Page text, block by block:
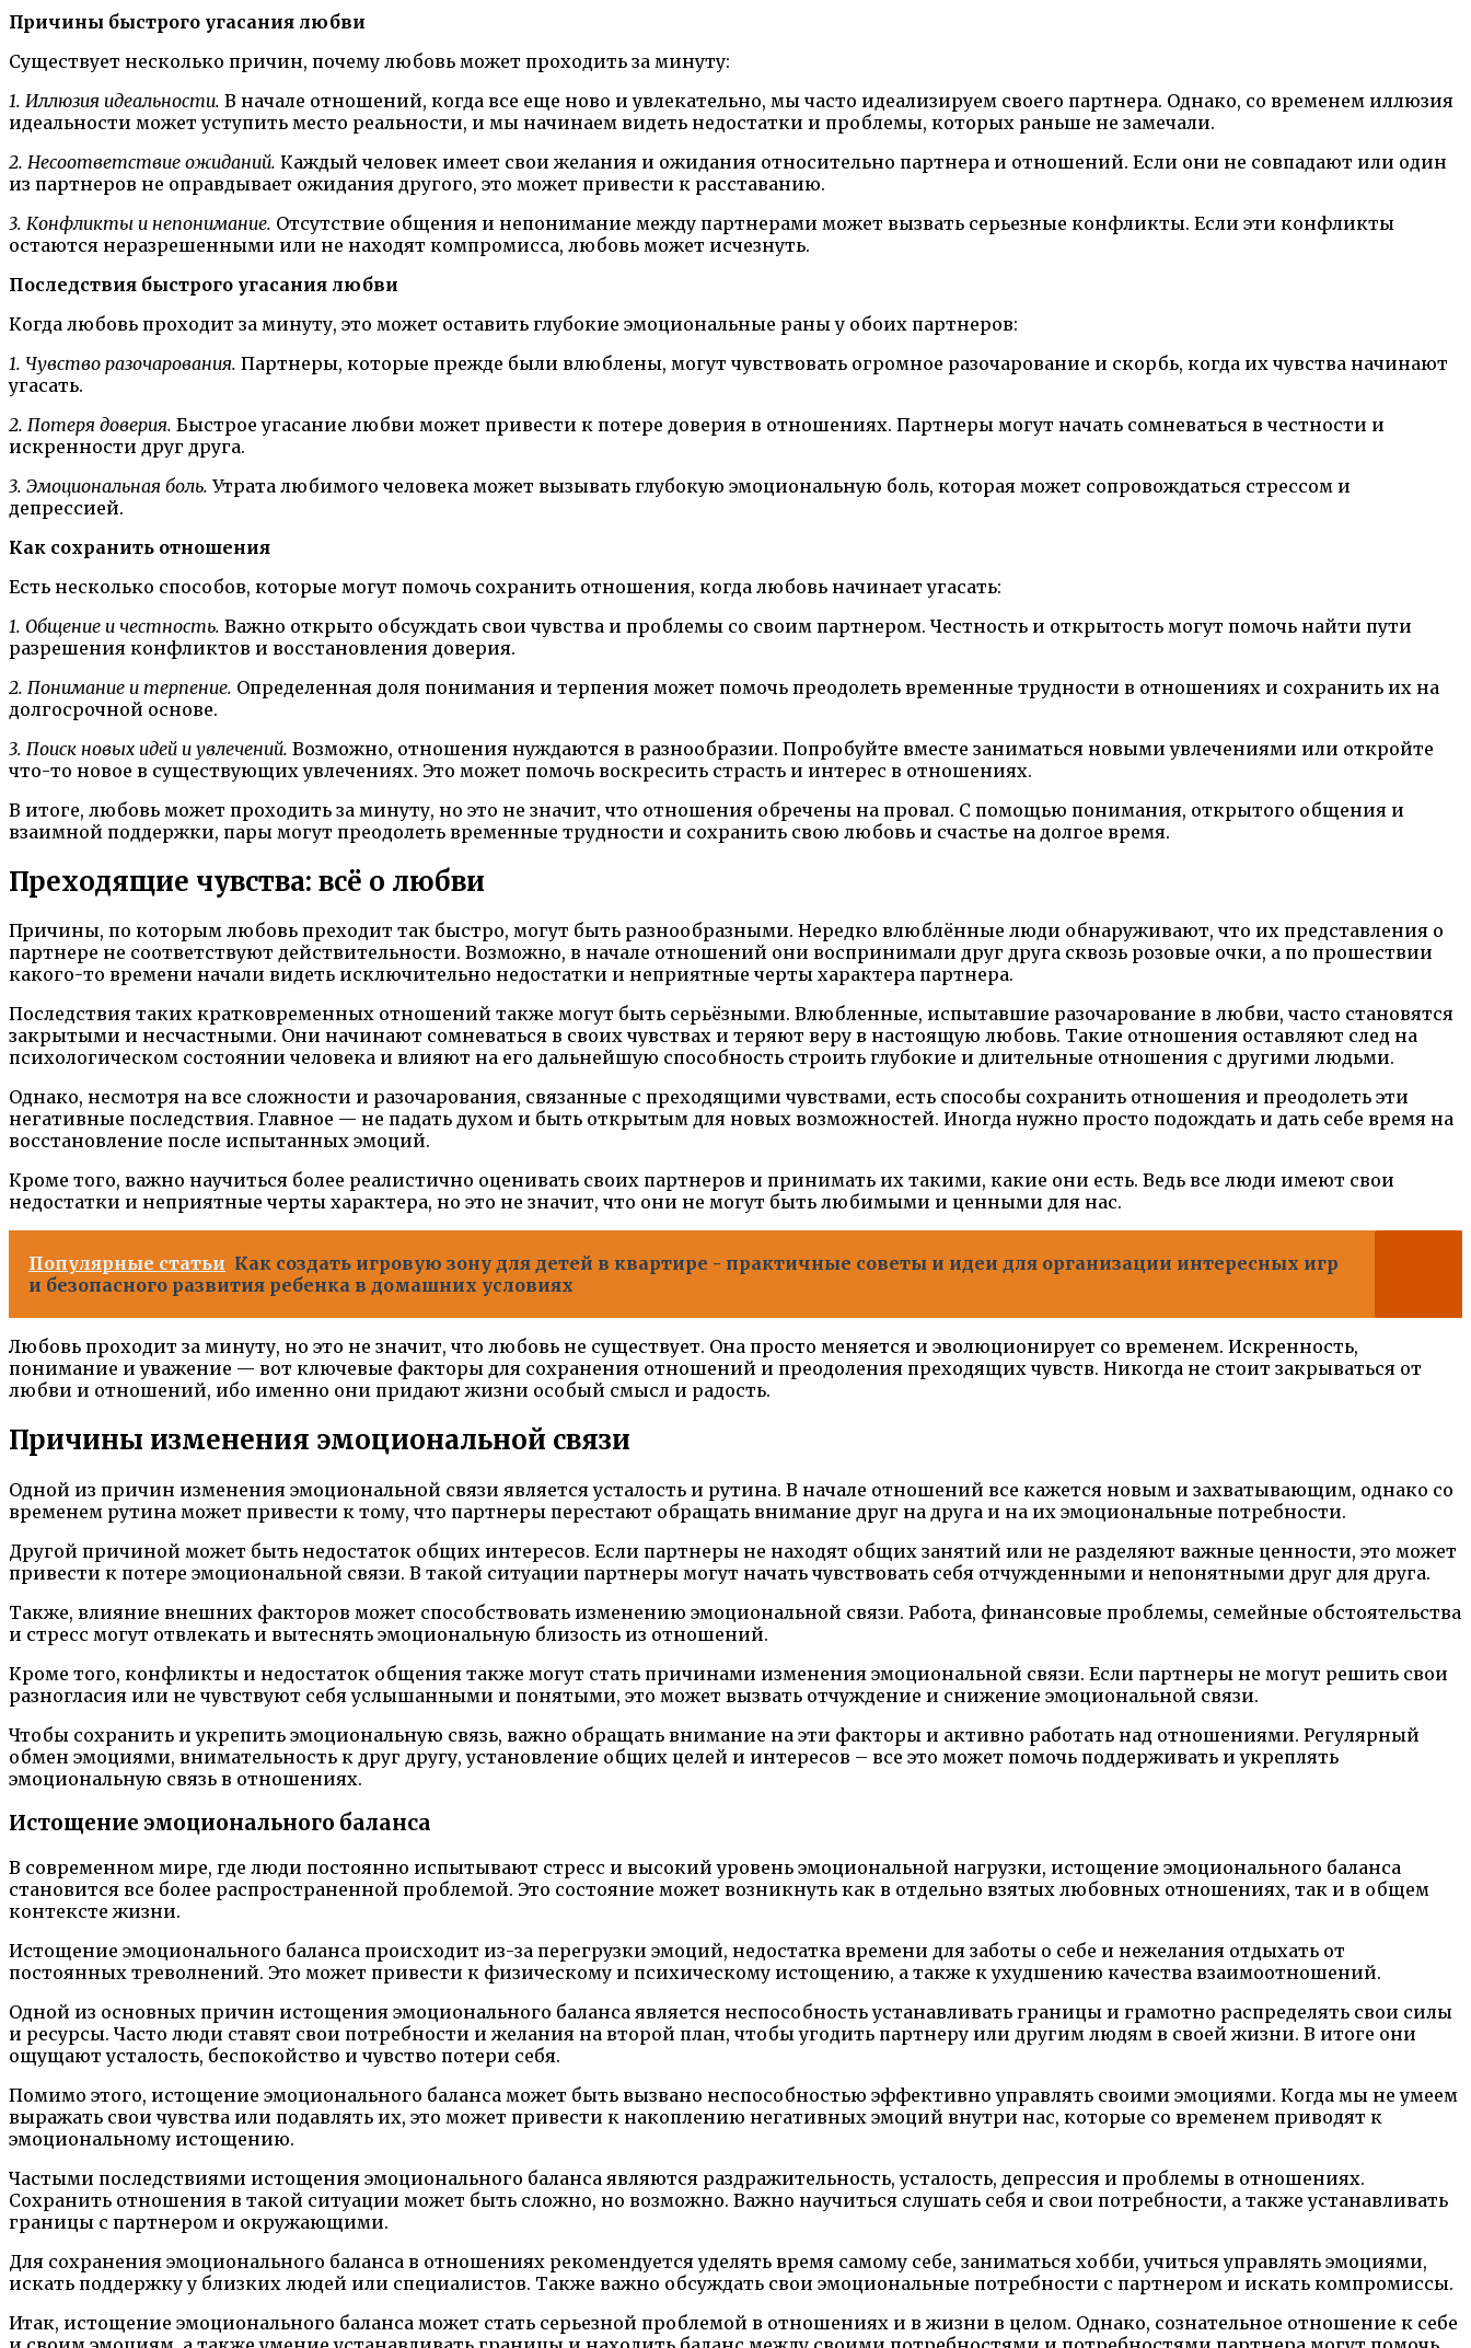
Причины быстрого угасания любви
Существует несколько причин, почему любовь может проходить за минуту:
1. Иллюзия идеальности. В начале отношений, когда все еще ново и увлекательно, мы часто идеализируем своего партнера. Однако, со временем иллюзия
идеальности может уступить место реальности, и мы начинаем видеть недостатки и проблемы, которых раньше не замечали.
2. Несоответствие ожиданий. Каждый человек имеет свои желания и ожидания относительно партнера и отношений. Если они не совпадают или один
из партнеров не оправдывает ожидания другого, это может привести к расставанию.
3. Конфликты и непонимание. Отсутствие общения и непонимание между партнерами может вызвать серьезные конфликты. Если эти конфликты
остаются неразрешенными или не находят компромисса, любовь может исчезнуть.
Последствия быстрого угасания любви
Когда любовь проходит за минуту, это может оставить глубокие эмоциональные раны у обоих партнеров:
1. Чувство разочарования. Партнеры, которые прежде были влюблены, могут чувствовать огромное разочарование и скорбь, когда их чувства начинают
угасать.
2. Потеря доверия. Быстрое угасание любви может привести к потере доверия в отношениях. Партнеры могут начать сомневаться в честности и
искренности друг друга.
3. Эмоциональная боль. Утрата любимого человека может вызывать глубокую эмоциональную боль, которая может сопровождаться стрессом и
депрессией.
Как сохранить отношения
Есть несколько способов, которые могут помочь сохранить отношения, когда любовь начинает угасать:
1. Общение и честность. Важно открыто обсуждать свои чувства и проблемы со своим партнером. Честность и открытость могут помочь найти пути
разрешения конфликтов и восстановления доверия.
2. Понимание и терпение. Определенная доля понимания и терпения может помочь преодолеть временные трудности в отношениях и сохранить их на
долгосрочной основе.
3. Поиск новых идей и увлечений. Возможно, отношения нуждаются в разнообразии. Попробуйте вместе заниматься новыми увлечениями или откройте
что-то новое в существующих увлечениях. Это может помочь воскресить страсть и интерес в отношениях.
В итоге, любовь может проходить за минуту, но это не значит, что отношения обречены на провал. С помощью понимания, открытого общения и
взаимной поддержки, пары могут преодолеть временные трудности и сохранить свою любовь и счастье на долгое время.
Преходящие чувства: всё о любви
Причины, по которым любовь преходит так быстро, могут быть разнообразными. Нередко влюблённые люди обнаруживают, что их представления о
партнере не соответствуют действительности. Возможно, в начале отношений они воспринимали друг друга сквозь розовые очки, а по прошествии
какого-то времени начали видеть исключительно недостатки и неприятные черты характера партнера.
Последствия таких кратковременных отношений также могут быть серьёзными. Влюбленные, испытавшие разочарование в любви, часто становятся
закрытыми и несчастными. Они начинают сомневаться в своих чувствах и теряют веру в настоящую любовь. Такие отношения оставляют след на
психологическом состоянии человека и влияют на его дальнейшую способность строить глубокие и длительные отношения с другими людьми.
Однако, несмотря на все сложности и разочарования, связанные с преходящими чувствами, есть способы сохранить отношения и преодолеть эти
негативные последствия. Главное — не падать духом и быть открытым для новых возможностей. Иногда нужно просто подождать и дать себе время на
восстановление после испытанных эмоций.
Кроме того, важно научиться более реалистично оценивать своих партнеров и принимать их такими, какие они есть. Ведь все люди имеют свои
недостатки и неприятные черты характера, но это не значит, что они не могут быть любимыми и ценными для нас.
Популярные статьи Как создать игровую зону для детей в квартире - практичные советы и идеи для организации интересных игр
и безопасного развития ребенка в домашних условиях
Любовь проходит за минуту, но это не значит, что любовь не существует. Она просто меняется и эволюционирует со временем. Искренность,
понимание и уважение — вот ключевые факторы для сохранения отношений и преодоления преходящих чувств. Никогда не стоит закрываться от
любви и отношений, ибо именно они придают жизни особый смысл и радость.
Причины изменения эмоциональной связи
Одной из причин изменения эмоциональной связи является усталость и рутина. В начале отношений все кажется новым и захватывающим, однако со
временем рутина может привести к тому, что партнеры перестают обращать внимание друг на друга и на их эмоциональные потребности.
Другой причиной может быть недостаток общих интересов. Если партнеры не находят общих занятий или не разделяют важные ценности, это может
привести к потере эмоциональной связи. В такой ситуации партнеры могут начать чувствовать себя отчужденными и непонятными друг для друга.
Также, влияние внешних факторов может способствовать изменению эмоциональной связи. Работа, финансовые проблемы, семейные обстоятельства
и стресс могут отвлекать и вытеснять эмоциональную близость из отношений.
Кроме того, конфликты и недостаток общения также могут стать причинами изменения эмоциональной связи. Если партнеры не могут решить свои
разногласия или не чувствуют себя услышанными и понятыми, это может вызвать отчуждение и снижение эмоциональной связи.
Чтобы сохранить и укрепить эмоциональную связь, важно обращать внимание на эти факторы и активно работать над отношениями. Регулярный
обмен эмоциями, внимательность к друг другу, установление общих целей и интересов – все это может помочь поддерживать и укреплять
эмоциональную связь в отношениях.
Истощение эмоционального баланса
В современном мире, где люди постоянно испытывают стресс и высокий уровень эмоциональной нагрузки, истощение эмоционального баланса
становится все более распространенной проблемой. Это состояние может возникнуть как в отдельно взятых любовных отношениях, так и в общем
контексте жизни.
Истощение эмоционального баланса происходит из-за перегрузки эмоций, недостатка времени для заботы о себе и нежелания отдыхать от
постоянных треволнений. Это может привести к физическому и психическому истощению, а также к ухудшению качества взаимоотношений.
Одной из основных причин истощения эмоционального баланса является неспособность устанавливать границы и грамотно распределять свои силы
и ресурсы. Часто люди ставят свои потребности и желания на второй план, чтобы угодить партнеру или другим людям в своей жизни. В итоге они
ощущают усталость, беспокойство и чувство потери себя.
Помимо этого, истощение эмоционального баланса может быть вызвано неспособностью эффективно управлять своими эмоциями. Когда мы не умеем
выражать свои чувства или подавлять их, это может привести к накоплению негативных эмоций внутри нас, которые со временем приводят к
эмоциональному истощению.
Частыми последствиями истощения эмоционального баланса являются раздражительность, усталость, депрессия и проблемы в отношениях.
Сохранить отношения в такой ситуации может быть сложно, но возможно. Важно научиться слушать себя и свои потребности, а также устанавливать
границы с партнером и окружающими.
Для сохранения эмоционального баланса в отношениях рекомендуется уделять время самому себе, заниматься хобби, учиться управлять эмоциями,
искать поддержку у близких людей или специалистов. Также важно обсуждать свои эмоциональные потребности с партнером и искать компромиссы.
Итак, истощение эмоционального баланса может стать серьезной проблемой в отношениях и в жизни в целом. Однако, сознательное отношение к себе